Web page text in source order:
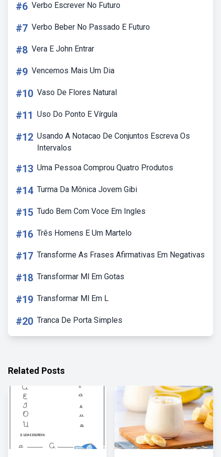
#6 Verbo Escrever No Futuro
#7 Verbo Beber No Passado E Futuro
#8 Vera E John Entrar
#9 Vencemos Mais Um Dia
#10 Vaso De Flores Natural
#11 Uso Do Ponto E Vírgula
#12 Usando A Notacao De Conjuntos Escreva Os
Intervalos
#13 Uma Pessoa Comprou Quatro Produtos
#14 Turma Da Mônica Jovem Gibi
#15 Tudo Bem Com Voce Em Ingles
#16 Três Homens E Um Martelo
#17 Transforme As Frases Afirmativas Em Negativas
#18 Transformar Ml Em Gotas
#19 Transformar Ml Em L
#20 Tranca De Porta Simples
Related Posts